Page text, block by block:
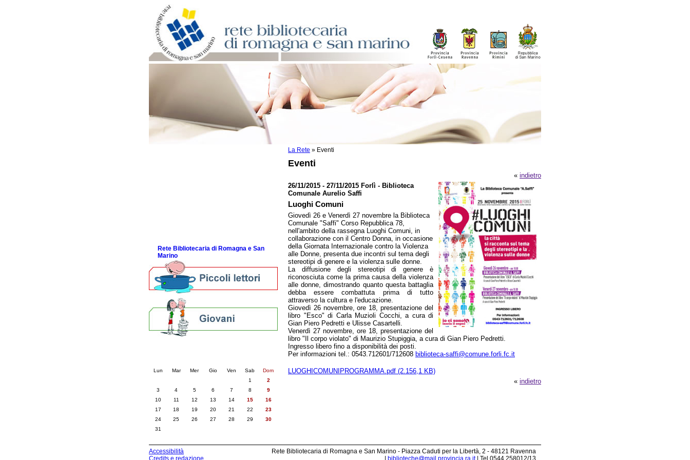
La Rete » Eventi
Eventi
« indietro
26/11/2015 - 27/11/2015 Forlì - Biblioteca
Comunale Aurelio Saffi
Luoghi Comuni
Giovedì 26 e Venerdì 27 novembre la Biblioteca
Comunale "Saffi" Corso Repubblica 78,
nell'ambito della rassegna Luoghi Comuni, in
collaborazione con il Centro Donna, in occasione
della Giornata Internazionale contro la Violenza
alle Donne, presenta due incontri sul tema degli
stereotipi di genere e la violenza sulle donne.
La diffusione degli stereotipi di genere è
riconosciuta come la prima causa della violenza
alle donne, dimostrando quanto questa battaglia
debba essere combattuta prima di tutto
attraverso la cultura e l'educazione.
Giovedì 26 novembre, ore 18, presentazione del
libro "Esco" di Carla Muzioli Cocchi, a cura di
Gian Piero Pedretti e Ulisse Casartelli.
Venerdì 27 novembre, ore 18, presentazione del
libro "Il corpo violato" di Maurizio Stupiggia, a cura di Gian Piero Pedretti.
Ingresso libero fino a disponibilità dei posti.
Per informazioni tel.: 0543.712601/712608 biblioteca-saffi@comune.forli.fc.it
LUOGHICOMUNIPROGRAMMA.pdf (2.156,1 KB)
« indietro
Rete Bibliotecaria di Romagna e San
Marino
Lun Mar Mer Gio Ven Sab
Dom
1
2
3
4 5 6 7 8
9
10
11 12 13 14 15
16
17
18 19 20 21 22
23
24
25 26 27 28 29
30
31
Accessibilità
Credits e redazione
Rete Bibliotecaria di Romagna e San Marino - Piazza Caduti per la Libertà, 2 - 48121 Ravenna
biblioteche@mail.provincia.ra.it| Tel 0544.258012/13